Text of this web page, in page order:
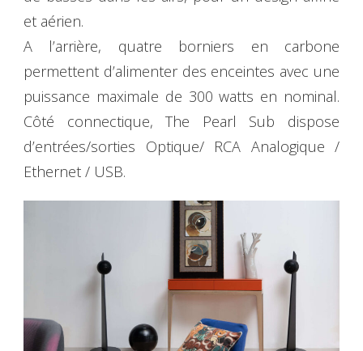
et aérien.
A l’arrière, quatre borniers en carbone
permettent d’alimenter des enceintes avec une
puissance maximale de 300 watts en nominal.
Côté connectique, The Pearl Sub dispose
d’entrées/sorties Optique/ RCA Analogique /
Ethernet / USB.